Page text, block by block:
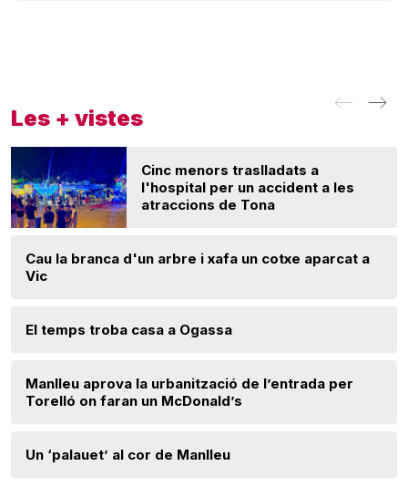
Les + vistes
Cinc menors traslladats a
l'hospital per un accident a les
atraccions de Tona
Cau la branca d'un arbre i xafa un cotxe aparcat a
Vic
El temps troba casa a Ogassa
Manlleu aprova la urbanització de l’entrada per
Torelló on faran un McDonald’s
Un ‘palauet’ al cor de Manlleu